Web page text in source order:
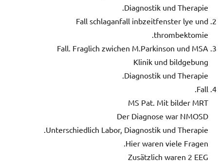
Diagnostik und Therapie.
Fall schlaganfall inbzeitfenster lye und
thrombektomie.
Fall. Fraglich zwichen M.Parkinson und MSA
Klinik und bildgebung
Diagnostik und Therapie.
Fall.
MS Pat. Mit bilder MRT
Der Diagnose war NMOSD
Unterschiedlich Labor, Diagnostik und Therapie.
Hier waren viele Fragen.
Zusätzlich waren 2 EEG